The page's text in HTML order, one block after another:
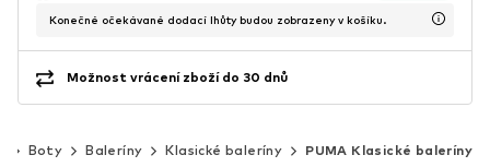
Konečné očekávané dodací lhůty budou zobrazeny v košíku.
Možnost vrácení zboží do 30 dnů
Boty Baleríny Klasické baleríny PUMA Klasické baleríny